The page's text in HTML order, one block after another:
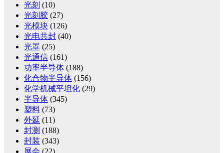
光刻 (10)
光刻胶 (27)
光模块 (126)
光电共封 (40)
光罩 (25)
光通信 (161)
功率半导体 (188)
化合物半导体 (156)
化学机械平坦化 (29)
半导体 (345)
塑料 (73)
外延 (11)
封测 (188)
封装 (343)
展会 (22)